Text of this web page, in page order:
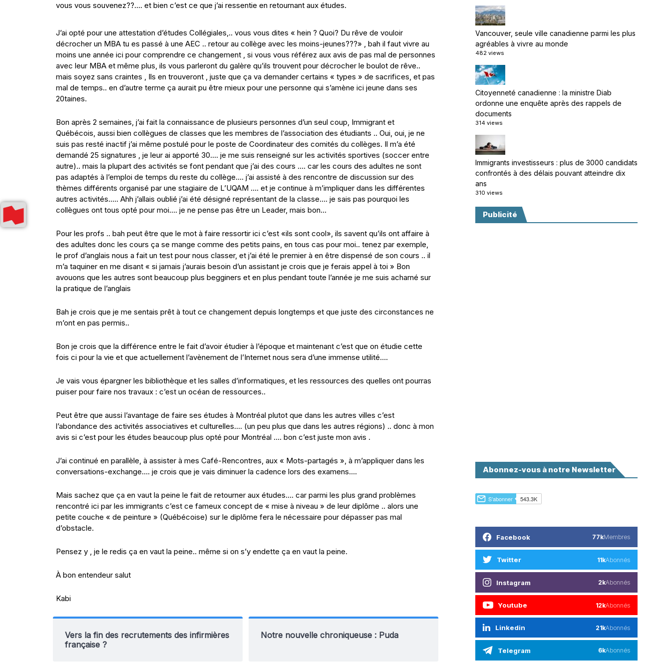
vous vous souvenez??…. et bien c’est ce que j’ai ressentie en retournant aux études.
J’ai opté pour une attestation d’études Collégiales,.. vous vous dites « hein ? Quoi? Du rêve de vouloir
décrocher un MBA tu es passé à une AEC .. retour au collège avec les moins-jeunes???» , bah il faut vivre au
moins une année ici pour comprendre ce changement , si vous vous référez aux avis de pas mal de personnes
avec leur MBA et même plus, ils vous parleront du galère qu’ils trouvent pour décrocher le boulot de rêve..
mais soyez sans craintes , Ils en trouveront , juste que ça va demander certains « types » de sacrifices, et pas
mal de temps.. en d’autre terme ça aurait pu être mieux pour une personne qui s’amène ici jeune dans ses
20taines.
Bon après 2 semaines, j’ai fait la connaissance de plusieurs personnes d’un seul coup, Immigrant et
Québécois, aussi bien collègues de classes que les membres de l’association des étudiants .. Oui, oui, je ne
suis pas resté inactif j’ai même postulé pour le poste de Coordinateur des comités du collèges. Il m’a été
demandé 25 signatures , je leur ai apporté 30…. je me suis renseigné sur les activités sportives (soccer entre
autre).. mais la plupart des activités se font pendant que j’ai des cours …. car les cours des adultes ne sont
pas adaptés à l’emploi de temps du reste du collège…. j’ai assisté à des rencontre de discussion sur des
thèmes différents organisé par une stagiaire de L’UQAM …. et je continue à m’impliquer dans les différentes
autres activités….. Ahh j’allais oublié j’ai été désigné représentant de la classe…. je sais pas pourquoi les
collègues ont tous opté pour moi…. je ne pense pas être un Leader, mais bon…
Pour les profs .. bah peut être que le mot à faire ressortir ici c’est «ils sont cool», ils savent qu’ils ont affaire à
des adultes donc les cours ça se mange comme des petits pains, en tous cas pour moi.. tenez par exemple,
le prof d’anglais nous a fait un test pour nous classer, et j’ai été le premier à en être dispensé de son cours .. il
m’a taquiner en me disant « si jamais j’aurais besoin d’un assistant je crois que je ferais appel à toi » Bon
avouons que les autres sont beaucoup plus begginers et en plus pendant toute l’année je me suis acharné sur
la pratique de l’anglais
Bah je crois que je me sentais prêt à tout ce changement depuis longtemps et que juste des circonstances ne
m’ont en pas permis..
Bon je crois que la différence entre le fait d’avoir étudier à l’époque et maintenant c’est que on étudie cette
fois ci pour la vie et que actuellement l’avènement de l’Internet nous sera d’une immense utilité….
Je vais vous épargner les bibliothèque et les salles d’informatiques, et les ressources des quelles ont pourras
puiser pour faire nos travaux : c’est un océan de ressources..
Peut être que aussi l’avantage de faire ses études à Montréal plutot que dans les autres villes c’est
l’abondance des activités associatives et culturelles…. (un peu plus que dans les autres régions) .. donc à mon
avis si c’est pour les études beaucoup plus opté pour Montréal …. bon c’est juste mon avis .
J’ai continué en parallèle, à assister à mes Café-Rencontres, aux « Mots-partagés », à m’appliquer dans les
conversations-exchange…. je crois que je vais diminuer la cadence lors des examens….
Mais sachez que ça en vaut la peine le fait de retourner aux études…. car parmi les plus grand problèmes
rencontré ici par les immigrants c’est ce fameux concept de « mise à niveau » de leur diplôme .. alors une
petite couche « de peinture » (Québécoise) sur le diplôme fera le nécessaire pour dépasser pas mal
d’obstacle.
Pensez y , je le redis ça en vaut la peine.. même si on s’y endette ça en vaut la peine.
À bon entendeur salut
Kabi
Vers la fin des recrutements des infirmières
française ?
Notre nouvelle chroniqueuse : Puda
Vancouver, seule ville canadienne parmi les plus
agréables à vivre au monde
482 views
Citoyenneté canadienne : la ministre Diab
ordonne une enquête après des rappels de
documents
314 views
Immigrants investisseurs : plus de 3000 candidats
confrontés à des délais pouvant atteindre dix
ans
310 views
Publicité
Abonnez-vous à notre Newsletter
Facebook 77kMembres
Twitter 11kAbonnés
Instagram 2kAbonnés
Youtube 12kAbonnés
Linkedin 21kAbonnés
Telegram 6kAbonnés